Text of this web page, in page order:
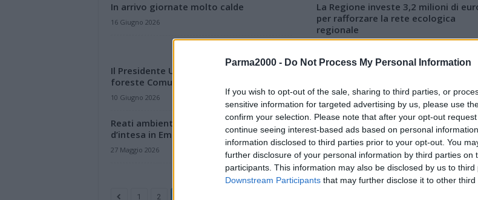
Parma2000 - Do Not Process My Personal Information
If you wish to opt-out of the sale, sharing to third parties, or
sensitive information for targeted advertising by us, please use
confirm your selection. Please note that after your opt-out
continue seeing interest-based ads based on personal
information disclosed to third parties prior to your opt-out. You
further disclosure of your personal information by third parties on
participants. This information may also be disclosed by us to
Downstream Participants that may further disclose it to other third
In arrivo giornate molto calde
16 Giugno 2026
La Regione investe 3,2 milioni di
per rafforzare la rete ecologica
regionale
Il Presidente UNCEM ER, Ferrari sui dati
foreste Comuni
10 Giugno 2026
Biodiversità, habitat e paesaggi: al
8 Giugno 2026
Reati ambientali, rinnovato il protocollo
d’intesa in Emilia-Romagna
27 Maggio 2026
Emilia-Romagna tra le Regioni più
avanzate sul fronte delle rinnovabili
26 Maggio 2026
1 2